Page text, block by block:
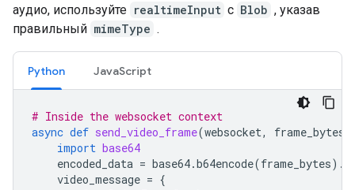
аудио, используйте realtimeInput с Blob , указав
правильный mimeType .
Python JavaScript
# Inside the websocket context
async def send_video_frame(websocket, frame_bytes
import base64
encoded_data = base64.b64encode(frame_bytes) .
video_message = {